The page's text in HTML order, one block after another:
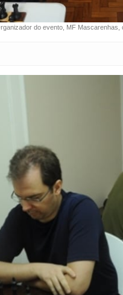
do evento, MF